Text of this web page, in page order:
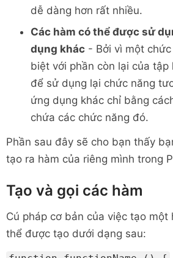
dễ dàng hơn rất nhiều.
Các hàm có thể được sử
dụng khác - Bởi vì một
biệt với phần còn lại của
để sử dụng lại chức năng
ứng dụng khác chỉ bằng
chứa các chức năng đó.
Phần sau đây sẽ cho bạn thấy
tạo ra hàm của riêng mình trong
Tạo và gọi các hàm
Cú pháp cơ bản của việc tạo một
thể được tạo dưới dạng sau: